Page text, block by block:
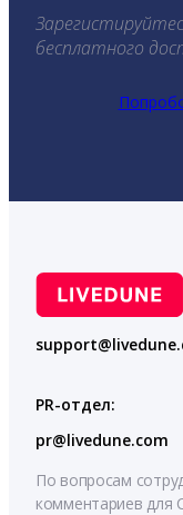
бесплатного
PR-отдел:
pr@livedune.com
По вопросам
комментариев